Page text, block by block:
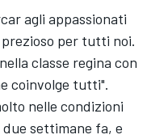
agli appassionati
per tutti noi.
classe regina con
coinvolge tutti".
nelle condizioni
settimane fa, e